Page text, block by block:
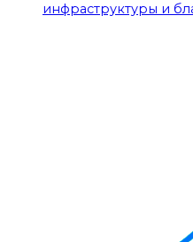
инфраструктуры и